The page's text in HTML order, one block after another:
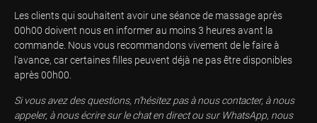
Les clients qui souhaitent avoir une séance de massage après
00h00 doivent nous en informer au moins 3 heures avant la
commande. Nous vous recommandons vivement de le faire à
l'avance, car certaines filles peuvent déjà ne pas être disponibles
après 00h00.
Si vous avez des questions, n'hésitez pas à nous contacter, à nous
appeler, à nous écrire sur le chat en direct ou sur WhatsApp, nous